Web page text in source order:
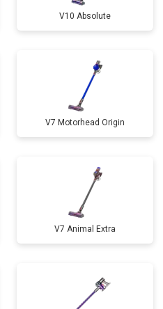
V10 Absolute
V7 Motorhead Origin
V7 Animal Extra